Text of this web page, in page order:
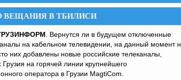
ВЕЩАНИЯ В ТБИЛИСИ
. Вернутся ли в будущем отключенные
на кабельном телевидении, на данный момент
них добавлены новые российские телеканалы,
на горячей линии крупнейшего
оператора в Грузии MagtiCom.